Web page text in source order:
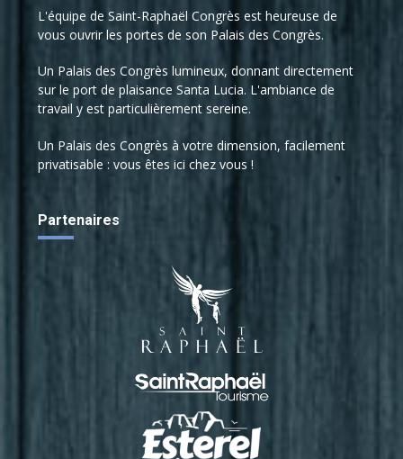
L'équipe de Saint-Raphaël Congrès est heureuse de
vous ouvrir les portes de son Palais des Congrès.
Un Palais des Congrès lumineux, donnant directement
sur le port de plaisance Santa Lucia. L'ambiance de
travail y est particulièrement sereine.
Un Palais des Congrès à votre dimension, facilement
privatisable : vous êtes ici chez vous !
Partenaires